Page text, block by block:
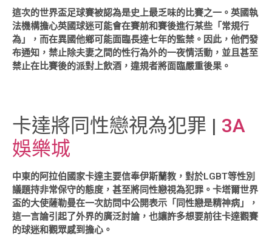
這次的世界盃足球賽被認為是史上最乏味的比賽之一。英國執
法機構擔心英國球迷可能會在賽前和賽後進行某些「常規行
為」，而在異國他鄉可能面臨長達七年的監禁。因此，他們發
布通知，禁止除夫妻之間的性行為外的一夜情活動，並且甚至
禁止在比賽後的派對上飲酒，違規者將面臨嚴重後果。
卡達將同性戀視為犯罪 | 3A
娛樂城
中東的阿拉伯國家卡達主要信奉伊斯蘭教，對於LGBT等性別
議題持非常保守的態度，甚至將同性戀視為犯罪。卡塔爾世界
盃的大使薩勒曼在一次訪問中公開表示「同性戀是精神病」，
這一言論引起了外界的廣泛討論，也讓許多想要前往卡達觀賽
的球迷和觀眾感到擔心。